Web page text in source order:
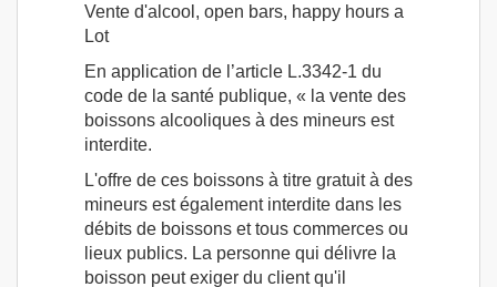
Vente d'alcool, open bars, happy hours a
Lot
En application de l’article L.3342-1 du
code de la santé publique, « la vente des
boissons alcooliques à des mineurs est
interdite.
L'offre de ces boissons à titre gratuit à des
mineurs est également interdite dans les
débits de boissons et tous commerces ou
lieux publics. La personne qui délivre la
boisson peut exiger du client qu'il